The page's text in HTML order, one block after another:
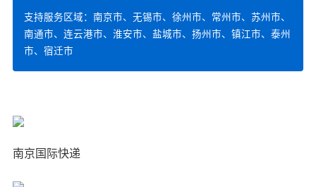
支持服务区域：南京市、无锡市、徐州市、常州市、苏州市、
南通市、连云港市、淮安市、盐城市、扬州市、镇江市、泰州
市、宿迁市
南京国际快递